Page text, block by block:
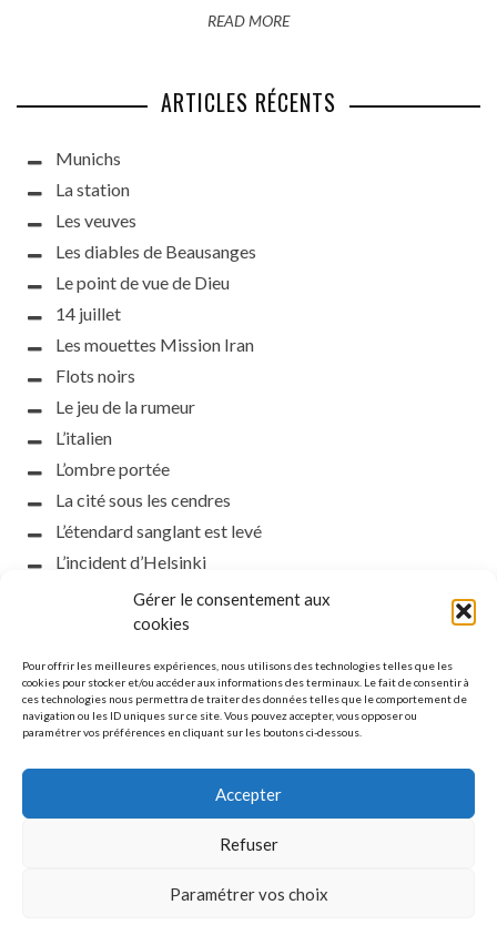
Gérer le consentement aux
cookies
Pour offrir les meilleures expériences, nous utilisons des technologies telles que les
cookies pour stocker et/ou accéder aux informations des terminaux. Le fait de consentir à
ces technologies nous permettra de traiter des données telles que le comportement de
navigation ou les ID uniques sur ce site. Vous pouvez accepter, vous opposer ou
paramétrer vos préférences en cliquant sur les boutons ci-dessous.
Accepter
Refuser
Paramétrer vos choix
READ MORE
ARTICLES RÉCENTS
Munichs
La station
Les veuves
Les diables de Beausanges
Le point de vue de Dieu
14 juillet
Les mouettes Mission Iran
Flots noirs
Le jeu de la rumeur
L’italien
L’ombre portée
La cité sous les cendres
L’étendard sanglant est levé
L’incident d’Helsinki
la petite fasciste
Toutes les nuances de la nuit
Que s’obscurcissent le soleil et la lumière
Le silence
MENTIONS LÉGALES